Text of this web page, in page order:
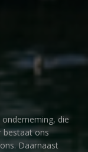
die
bestaat ons
Daarnaast